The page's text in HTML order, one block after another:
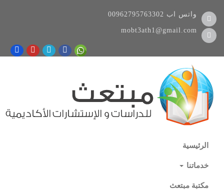
00962795763302 واتس اب
mobt3ath1@gmail.com
الرئيسية
خدماتنا
مكتبة مبتعث